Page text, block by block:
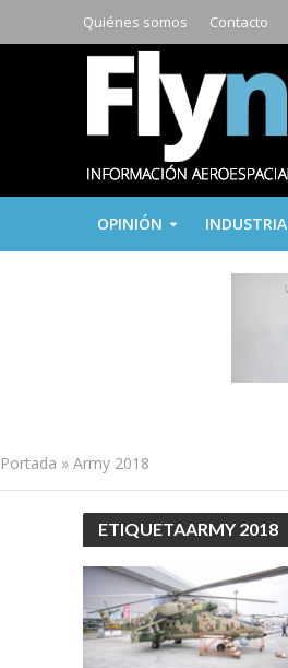
Quiénes somos Contacto
OPINIÓN INDUSTRIA
Portada » Army 2018
ETIQUETAARMY 2018